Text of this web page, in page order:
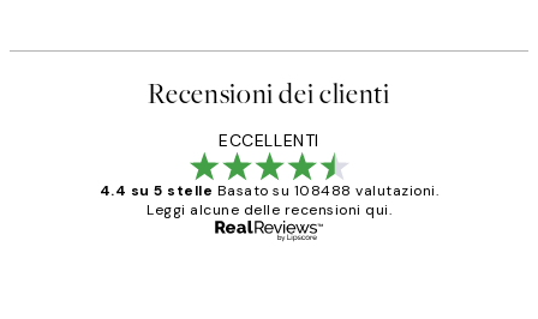
Recensioni dei clienti
ECCELLENTI
4.4 su 5 stelle Basato su 108488 valutazioni.
Leggi alcune delle recensioni qui.